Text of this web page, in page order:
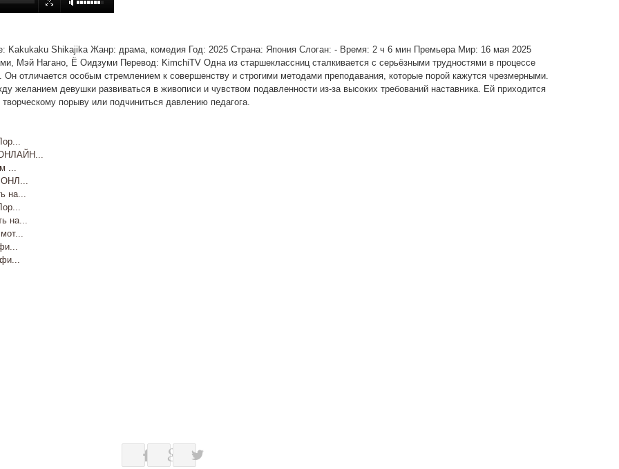
Kakukaku Shikajika Жанр: драма, комедия Год: 2025 Страна: Япония Слоган: - Время: 2 ч 6 мин Премьера Мир: 16 мая 2025
Мэй Нагано, Ё Оидзуми Перевод: KimchiTV Одна из старшеклассниц сталкивается с серьёзными трудностями в процессе
Он отличается особым стремлением к совершенству и строгими методами преподавания, которые порой кажутся чрезмерными.
желанием девушки развиваться в живописи и чувством подавленности из-за высоких требований наставника. Ей приходится
порыву или подчиниться давлению педагога.
...
на...
на...